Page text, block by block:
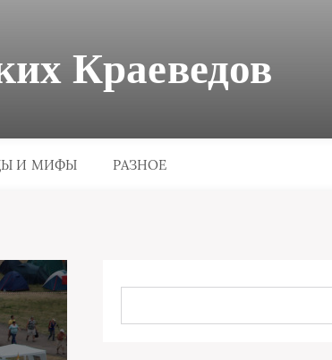
Краеведов
И МИФЫ РАЗНОЕ